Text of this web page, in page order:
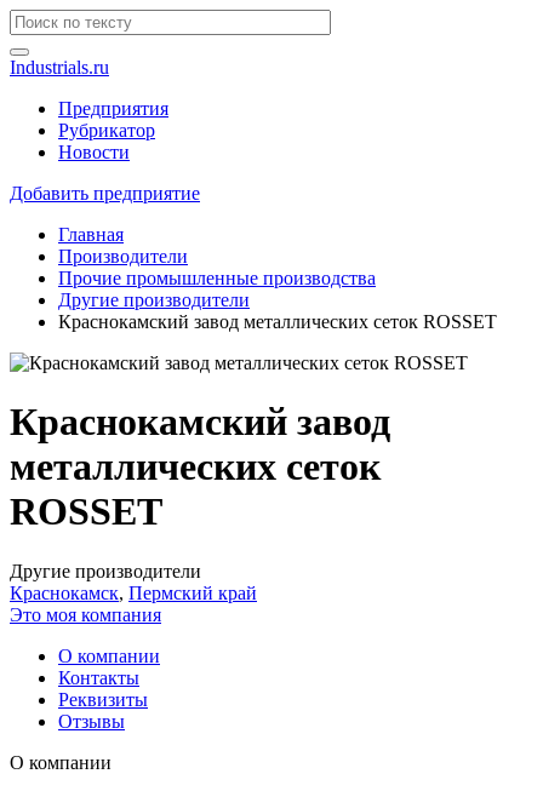
Industrials.ru
Предприятия
Рубрикатор
Новости
Добавить предприятие
Главная
Производители
Прочие промышленные производства
Другие производители
Краснокамский завод металлических сеток ROSSET
Краснокамский завод
металлических сеток
ROSSET
Другие производители
Краснокамск, Пермский край
Это моя компания
О компании
Контакты
Реквизиты
Отзывы
О компании